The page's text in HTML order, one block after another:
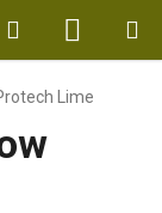
Hledat
KOŠÍK
Lime